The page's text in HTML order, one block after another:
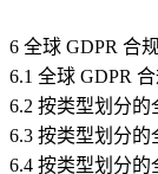
6 全球 GDPR 合
6.1 全球 GDPR
6.2 按类型划分的
6.3 按类型划分的
6.4 按类型划分的